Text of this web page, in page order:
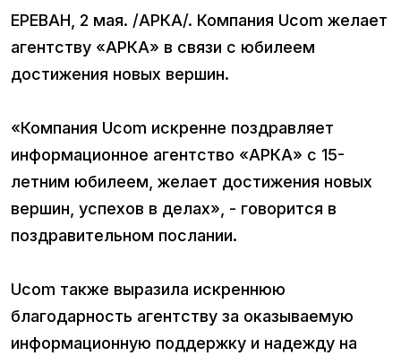
ЕРЕВАН, 2 мая. /АРКА/. Компания Ucom желает
агентству «АРКА» в связи с юбилеем
достижения новых вершин.
«Компания Ucom искренне поздравляет
информационное агентство «АРКА» с 15-
летним юбилеем, желает достижения новых
вершин, успехов в делах», - говорится в
поздравительном послании.
Ucom также выразила искреннюю
благодарность агентству за оказываемую
информационную поддержку и надежду на